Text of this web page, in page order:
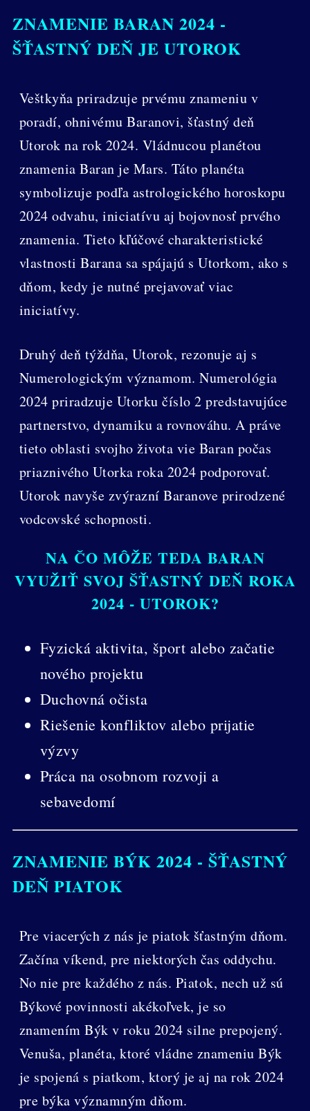
ZNAMENIE BARAN 2024 -
ŠŤASTNÝ DEŇ JE UTOROK
Veštkyňa priradzuje prvému znameniu v
poradí, ohnivému Baranovi, šťastný deň
Utorok na rok 2024. Vládnucou planétou
znamenia Baran je Mars. Táto planéta
symbolizuje podľa astrologického horoskopu
2024 odvahu, iniciatívu aj bojovnosť prvého
znamenia. Tieto kľúčové charakteristické
vlastnosti Barana sa spájajú s Utorkom, ako s
dňom, kedy je nutné prejavovať viac
iniciatívy.
Druhý deň týždňa, Utorok, rezonuje aj s
Numerologickým významom. Numerológia
2024 priradzuje Utorku číslo 2 predstavujúce
partnerstvo, dynamiku a rovnováhu. A práve
tieto oblasti svojho života vie Baran počas
priaznivého Utorka roka 2024 podporovať.
Utorok navyše zvýrazní Baranove prirodzené
vodcovské schopnosti.
NA ČO MÔŽE TEDA BARAN
VYUŽIŤ SVOJ ŠŤASTNÝ DEŇ ROKA
2024 - UTOROK?
Fyzická aktivita, šport alebo začatie
nového projektu
Duchovná očista
Riešenie konfliktov alebo prijatie
výzvy
Práca na osobnom rozvoji a
sebavedomí
ZNAMENIE BÝK 2024 - ŠŤASTNÝ
DEŇ PIATOK
Pre viacerých z nás je piatok šťastným dňom.
Začína víkend, pre niektorých čas oddychu.
No nie pre každého z nás. Piatok, nech už sú
Býkové povinnosti akékoľvek, je so
znamením Býk v roku 2024 silne prepojený.
Venuša, planéta, ktoré vládne znameniu Býk
je spojená s piatkom, ktorý je aj na rok 2024
pre býka významným dňom.